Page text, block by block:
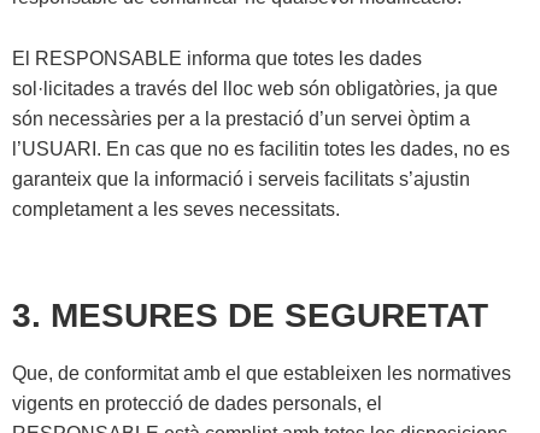
El RESPONSABLE informa que totes les dades
sol·licitades a través del lloc web són obligatòries, ja que
són necessàries per a la prestació d’un servei òptim a
l’USUARI. En cas que no es facilitin totes les dades, no es
garanteix que la informació i serveis facilitats s’ajustin
completament a les seves necessitats.
3. MESURES DE SEGURETAT
Que, de conformitat amb el que estableixen les normatives
vigents en protecció de dades personals, el